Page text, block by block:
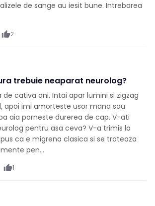
de sange au iesit bune. Intrebarea
thumb_up2
trebuie neaparat neurolog?
de cativa ani. Intai apar lumini si zigzag
apoi imi amorteste usor mana sau
aia porneste durerea de cap. V-ati
pentru asa ceva? V-a trimis la
ca e migrena clasica si se trateaza
pen...
thumb_up1